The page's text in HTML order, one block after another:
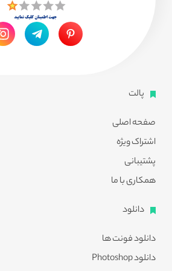
پالت
صفحه اصلی
اشتراک ویژه
پشتیبانی
همکاری با ما
دانلود
دانلود فونت ها
دانلود Photoshop